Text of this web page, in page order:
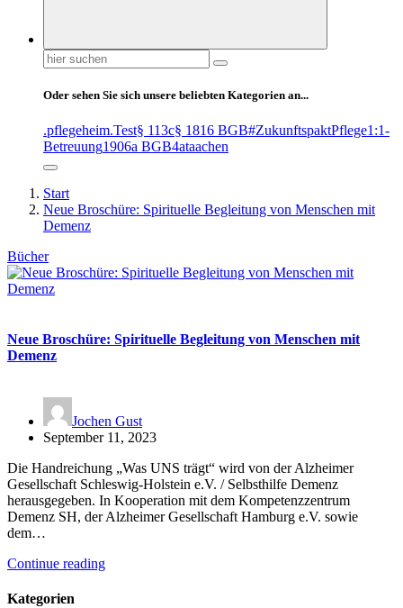
Suchen
nach:
Oder sehen Sie sich unsere beliebten Kategorien an...
.pflegeheim.Test§ 113c§ 1816 BGB#ZukunftspaktPflege1:1-
Betreuung1906a BGB4ataachen
Start
Neue Broschüre: Spirituelle Begleitung von Menschen mit
Demenz
Bücher
Neue Broschüre: Spirituelle Begleitung von Menschen mit
Demenz
Jochen Gust
September 11, 2023
Die Handreichung „Was UNS trägt“ wird von der Alzheimer
Gesellschaft Schleswig-Holstein e.V. / Selbsthilfe Demenz
herausgegeben. In Kooperation mit dem Kompetenzzentrum
Demenz SH, der Alzheimer Gesellschaft Hamburg e.V. sowie
dem…
Continue reading
Kategorien